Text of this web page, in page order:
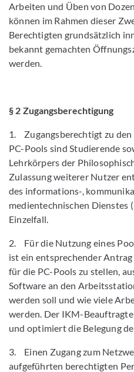
Arbeiten und Üben von
können im Rahmen dieser
Berechtigten grundsätzlich
bekannt gemachten
werden.
§ 2 Zugangsberechtigung
1. Zugangsberechtigt zu
PC-Pools sind Studierende
Lehrkörpers der
Zulassung weiterer Nutzer
des informations-,
medientechnischen Dienstes
Einzelfall.
2. Für die Nutzung eines
ist ein entsprechender
für die PC-Pools zu stellen,
Software an den
werden soll und wie viele
werden. Der IKM-
und optimiert die Belegung
3. Einen Zugang zum
aufgeführten berechtigten